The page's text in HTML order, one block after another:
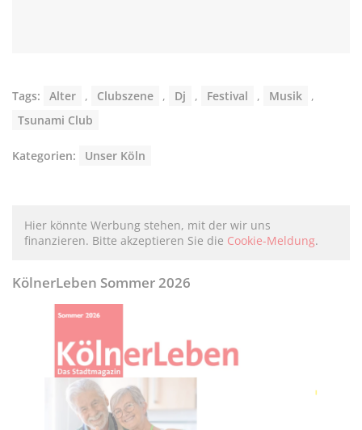
Tags: Alter , Clubszene , Dj , Festival , Musik
,
Tsunami Club
Kategorien: Unser Köln
Hier könnte Werbung stehen, mit der wir uns
finanzieren. Bitte akzeptieren Sie die Cookie-Meldung.
KölnerLeben Sommer 2026